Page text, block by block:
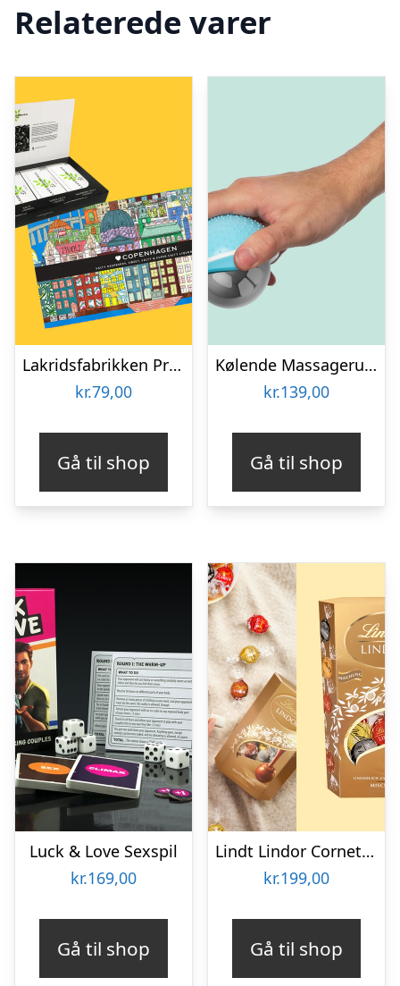
Relaterede varer
Lakridsfabrikken Premiumlakrids – Copenhagen
kr.79,00
Gå til shop
Kølende Massageruller
kr.139,00
Gå til shop
Luck & Love Sexspil
kr.169,00
Gå til shop
Lindt Lindor Cornet 500 gram – Blandet chokolade
kr.199,00
Gå til shop